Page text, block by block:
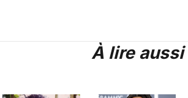
À lire aussi